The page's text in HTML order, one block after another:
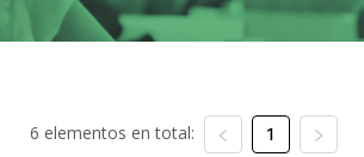
6 elementos en total: 1